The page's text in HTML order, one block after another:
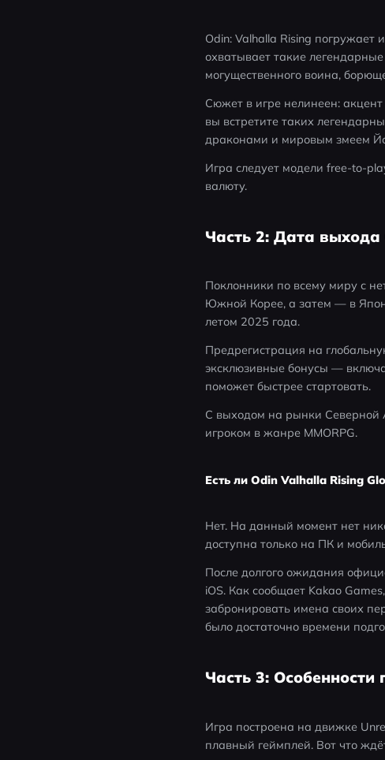
Odin: Valhalla Rising
охватывает такие
могущественного воина,
Сюжет в игре нелинеен:
вы встретите таких
драконами и мировым змеем
Игра следует модели free-to-
валюту.
Часть 2: Дата
Поклонники по всему миру с
Южной Корее, а затем — в
летом 2025 года.
Предрегистрация на
эксклюзивные бонусы —
поможет быстрее стартовать.
С выходом на рынки Северной
игроком в жанре MMORPG.
Есть ли Odin Valhalla Rising
Нет. На данный момент нет
доступна только на ПК и
После долгого ожидания
iOS. Как сообщает Kakao
забронировать имена своих
было достаточно времени
Часть 3: Особенности
Игра построена на движке
плавный геймплей. Вот что